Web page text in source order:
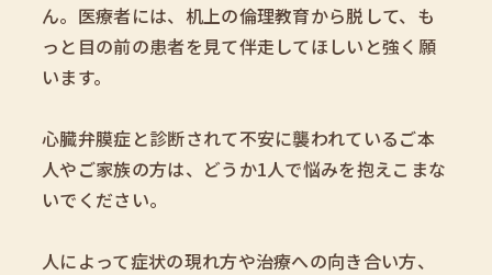
ん。医療者には、机上の倫理教育から脱して、も
っと目の前の患者を見て伴走してほしいと強く願
います。
心臓弁膜症と診断されて不安に襲われているご本
人やご家族の方は、どうか1人で悩みを抱えこまな
いでください。
人によって症状の現れ方や治療への向き合い方、